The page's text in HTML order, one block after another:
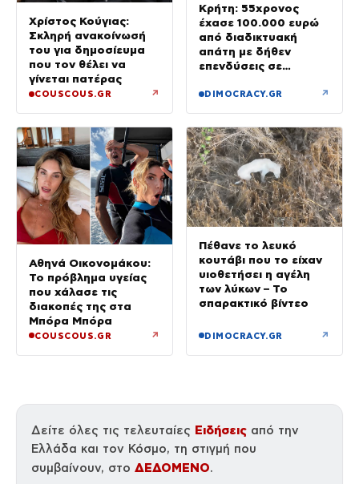
Χρίστος Κούγιας:
Σκληρή ανακοίνωσή
του για δημοσίευμα
που τον θέλει να
γίνεται πατέρας
COUSCOUS.GR ↗
Κρήτη: 55χρονος
έχασε 100.000 ευρώ
από διαδικτυακή
απάτη με δήθεν
επενδύσεις σε
DIMOCRACY.GR ↗
Αθηνά Οικονομάκου:
Το πρόβλημα υγείας
που χάλασε τις
διακοπές της στα
Μπόρα Μπόρα
COUSCOUS.GR ↗
Πέθανε το λευκό
κουτάβι που το είχαν
υιοθετήσει η αγέλη
των λύκων – Το
σπαρακτικό βίντεο
DIMOCRACY.GR ↗
Δείτε όλες τις τελευταίες Ειδήσεις από την
Ελλάδα και τον Κόσμο, τη στιγμή που
συμβαίνουν, στο ΔΕΔΟΜΕΝΟ.